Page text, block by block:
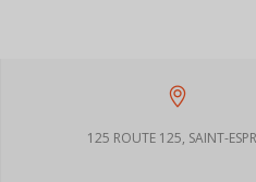
125 ROUTE 125, SAINT-